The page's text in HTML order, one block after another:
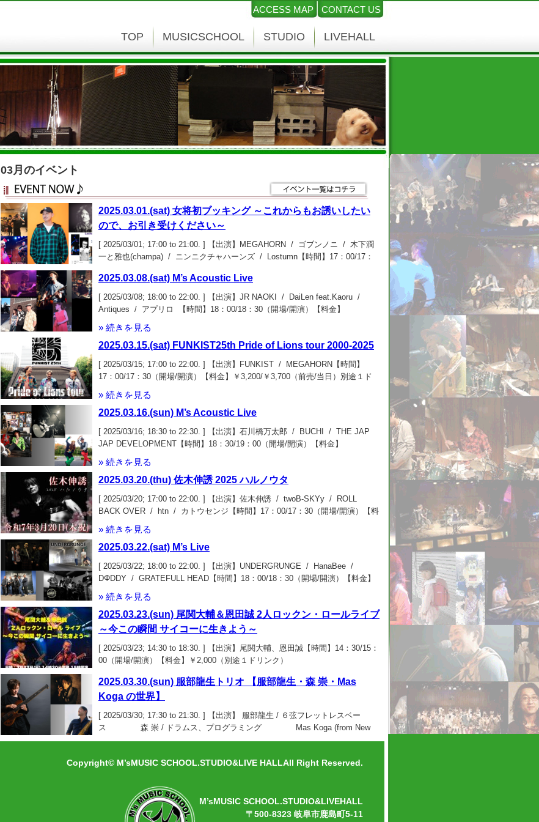
ACCESS MAP CONTACT US
TOP MUSICSCHOOL STUDIO LIVEHALL
03月のイベント
2025.03.01.(sat) 女将初ブッキング ～これからもお誘いしたい
ので、お引き受けください～
[ 2025/03/01; 17:00 to 21:00. ] 【出演】MEGAHORN / ゴブンノニ / 木下潤
一と雅也(champa) / ニンニクチャハーンズ / Lostumn【時間】17：00/17：
» 続きを見る
2025.03.08.(sat) M’s Acoustic Live
[ 2025/03/08; 18:00 to 22:00. ] 【出演】JR NAOKI / DaiLen feat.Kaoru /
Antiques / アプリロ 【時間】18：00/18：30（開場/開演）【料金】
￥2,200（１ドリンク込）
» 続きを見る
2025.03.15.(sat) FUNKIST25th Pride of Lions tour 2000-2025
[ 2025/03/15; 17:00 to 22:00. ] 【出演】FUNKIST / MEGAHORN【時間】
17：00/17：30（開場/開演）【料金】￥3,200/￥3,700（前売/当日）別途１ド
リンクチケットは、2024.12.02.（月）10：00よりe+サイトにて一般販売開始
» 続きを見る
2025.03.16.(sun) M’s Acoustic Live
[ 2025/03/16; 18:30 to 22:30. ] 【出演】石川橋万太郎 / BUCHI / THE JAP
JAP DEVELOPMENT【時間】18：30/19：00（開場/開演）【料金】
￥2,200（１ドリンク込）
» 続きを見る
2025.03.20.(thu) 佐木伸誘 2025 ハルノウタ
[ 2025/03/20; 17:00 to 22:00. ] 【出演】佐木伸誘 / twoB-SKYy / ROLL
BACK OVER / htn / カトウセンジ【時間】17：00/17：30（開場/開演）【料
金】￥2,400（別途１ドリンク）
» 続きを見る
2025.03.22.(sat) M’s Live
[ 2025/03/22; 18:00 to 22:00. ] 【出演】UNDERGRUNGE / HanaBee /
DΦDDY / GRATEFULL HEAD【時間】18：00/18：30（開場/開演）【料金】
￥2,000（１ドリンク込）
» 続きを見る
2025.03.23.(sun) 尾関大輔＆恩田誠 2人ロックン・ロールライブ
～今この瞬間 サイコーに生きよう～
[ 2025/03/23; 14:30 to 18:30. ] 【出演】尾関大輔、恩田誠【時間】14：30/15：
00（開場/開演）【料金】￥2,000（別途１ドリンク）
» 続きを見る
2025.03.30.(sun) 服部龍生トリオ 【服部龍生・森 崇・Mas
Koga の世界】
[ 2025/03/30; 17:30 to 21:30. ] 【出演】 服部龍生 / ６弦フレットレスベー
ス 森 崇 / ドラムス、プログラミング Mas Koga (from New
York) / ソプラノサックス、フルート他 【時間】 17:30/18:00（開場/開演）
Copyright© M’sMUSIC SCHOOL.STUDIO&LIVE HALLAll Right Reserved.
M’sMUSIC SCHOOL.STUDIO&LIVEHALL
〒500-8323 岐阜市鹿島町5-11